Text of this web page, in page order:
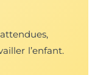
l’enfant.